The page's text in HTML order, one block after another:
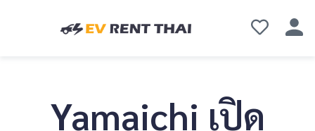
Yamaichi เปิด